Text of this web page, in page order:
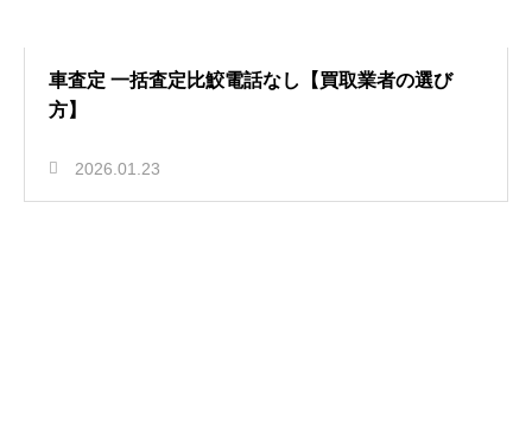
車査定 一括査定比鮫電話なし【買取業者の選び
方】
2026.01.23